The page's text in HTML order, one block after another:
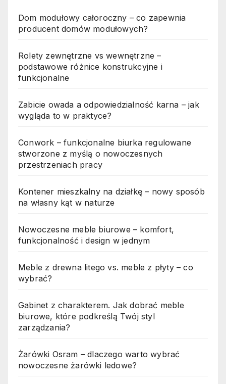
Dom modułowy całoroczny – co zapewnia
producent domów modułowych?
Rolety zewnętrzne vs wewnętrzne –
podstawowe różnice konstrukcyjne i
funkcjonalne
Zabicie owada a odpowiedzialność karna – jak
wygląda to w praktyce?
Conwork – funkcjonalne biurka regulowane
stworzone z myślą o nowoczesnych
przestrzeniach pracy
Kontener mieszkalny na działkę – nowy sposób
na własny kąt w naturze
Nowoczesne meble biurowe – komfort,
funkcjonalność i design w jednym
Meble z drewna litego vs. meble z płyty – co
wybrać?
Gabinet z charakterem. Jak dobrać meble
biurowe, które podkreślą Twój styl
zarządzania?
Żarówki Osram – dlaczego warto wybrać
nowoczesne żarówki ledowe?